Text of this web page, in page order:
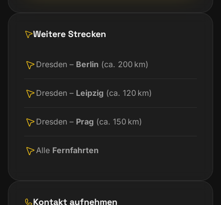
Weitere Strecken
Dresden – Berlin (ca. 200 km)
Dresden – Leipzig (ca. 120 km)
Dresden – Prag (ca. 150 km)
Alle Fernfahrten
Kontakt aufnehmen